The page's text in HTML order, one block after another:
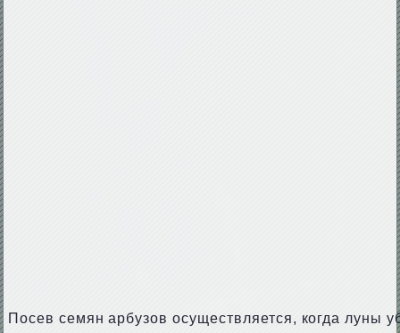
Посев семян арбузов осуществляется, когда луны